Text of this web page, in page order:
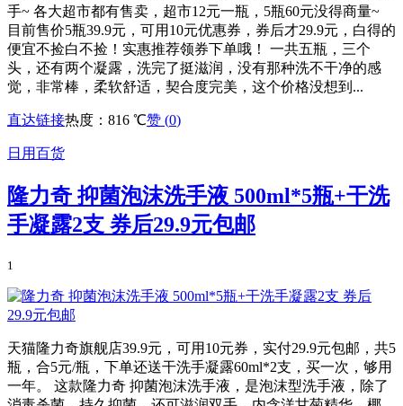
手~ 各大超市都有售卖，超市12元一瓶，5瓶60元没得商量~
目前售价5瓶39.9元，可用10元优惠券，券后才29.9元，白得的
便宜不捡白不捡！实惠推荐领券下单哦！ 一共五瓶，三个
头，还有两个凝露，洗完了挺滋润，没有那种洗不干净的感
觉，非常棒，柔软舒适，契合度完美，这个价格没想到...
直达链接热度：816 ℃赞 (0)
日用百货
隆力奇 抑菌泡沫洗手液 500ml*5瓶+干洗
手凝露2支 券后29.9元包邮
1
天猫隆力奇旗舰店39.9元，可用10元券，实付29.9元包邮，共5
瓶，合5元/瓶，下单还送干洗手凝露60ml*2支，买一次，够用
一年。 这款隆力奇 抑菌泡沫洗手液，是泡沫型洗手液，除了